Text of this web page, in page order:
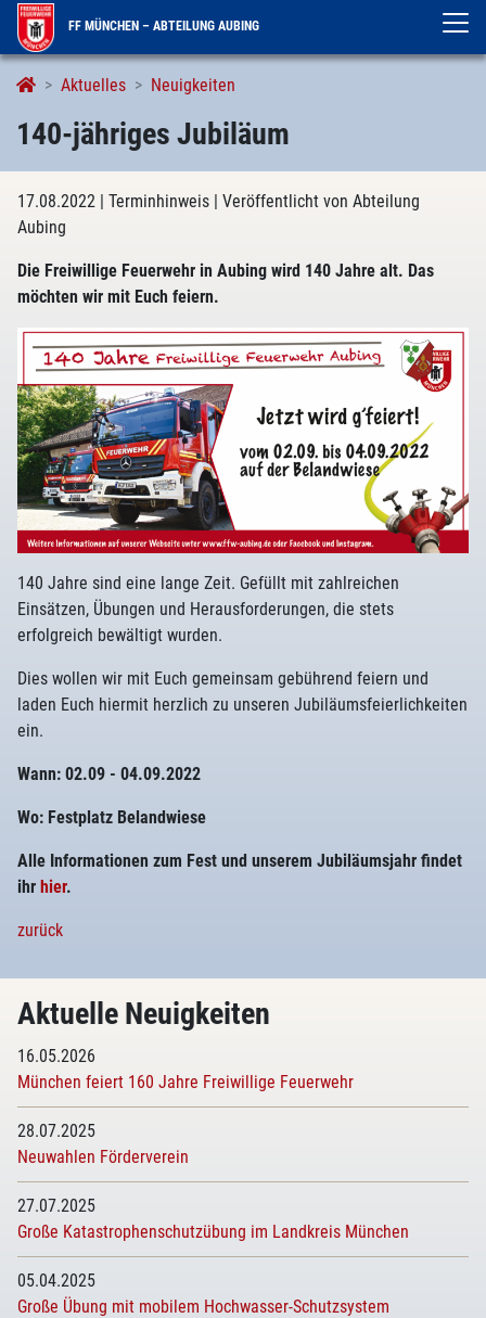
FF MÜNCHEN – ABTEILUNG AUBING
Aktuelles Neuigkeiten
140-jähriges Jubiläum
17.08.2022 | Terminhinweis | Veröffentlicht von Abteilung
Aubing
Die Freiwillige Feuerwehr in Aubing wird 140 Jahre alt. Das
möchten wir mit Euch feiern.
140 Jahre sind eine lange Zeit. Gefüllt mit zahlreichen
Einsätzen, Übungen und Herausforderungen, die stets
erfolgreich bewältigt wurden.
Dies wollen wir mit Euch gemeinsam gebührend feiern und
laden Euch hiermit herzlich zu unseren Jubiläumsfeierlichkeiten
ein.
Wann: 02.09 - 04.09.2022
Wo: Festplatz Belandwiese
Alle Informationen zum Fest und unserem Jubiläumsjahr findet
ihr hier.
zurück
Aktuelle Neuigkeiten
16.05.2026
München feiert 160 Jahre Freiwillige Feuerwehr
28.07.2025
Neuwahlen Förderverein
27.07.2025
Große Katastrophenschutzübung im Landkreis München
05.04.2025
Große Übung mit mobilem Hochwasser-Schutzsystem